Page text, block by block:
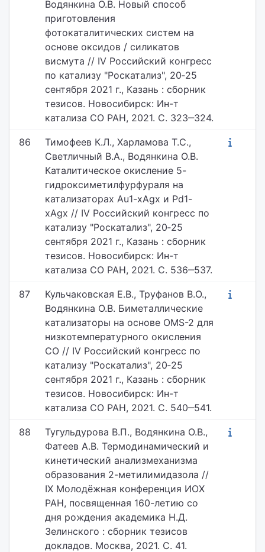
Водянкина О.В. Новый способ
приготовления
фотокаталитических систем на
основе оксидов / силикатов
висмута // IV Российский конгресс
по катализу "Роскатализ", 20‐25
сентября 2021 г., Казань : сборник
тезисов. Новосибирск: Ин-т
катализа СО РАН, 2021. С. 323‒324.
86
Тимофеев К.Л., Харламова Т.С.,
Светличный В.А., Водянкина О.В.
Каталитическое окисление 5-
гидроксиметилфурфураля на
катализаторах Au1-xAgx и Pd1-
xAgx // IV Российский конгресс по
катализу "Роскатализ", 20‐25
сентября 2021 г., Казань : сборник
тезисов. Новосибирск: Ин-т
катализа СО РАН, 2021. С. 536‒537.
87
Кульчаковская Е.В., Труфанов В.О.,
Водянкина О.В. Биметаллические
катализаторы на основе OMS-2 для
низкотемпературного окисления
СО // IV Российский конгресс по
катализу "Роскатализ", 20‐25
сентября 2021 г., Казань : сборник
тезисов. Новосибирск: Ин-т
катализа СО РАН, 2021. С. 540‒541.
88
Тугульдурова В.П., Водянкина О.В.,
Фатеев А.В. Термодинамический и
кинетический анализмеханизма
образования 2-метилимидазола //
IX Молодёжная конференция ИОХ
РАН, посвященная 160-летию со
дня рождения академика Н.Д.
Зелинского : сборник тезисов
докладов. Москва, 2021. С. 41.